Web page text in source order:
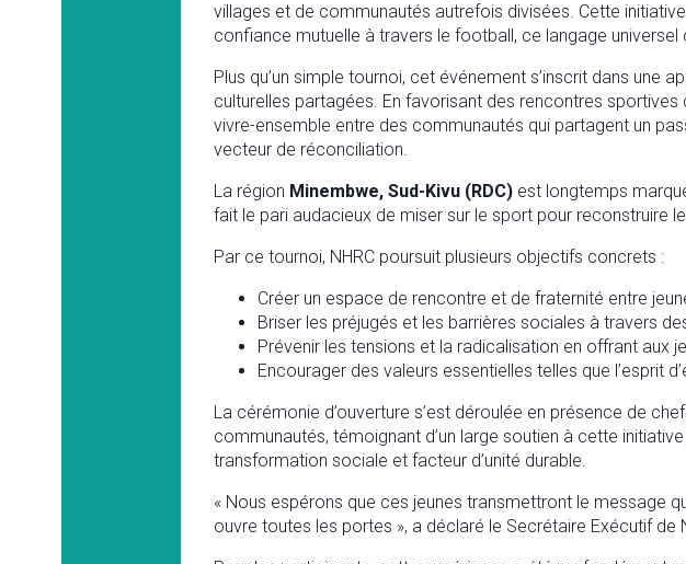
villages et de communautés autrefois divisées. Cette
confiance mutuelle à travers le football, ce langage
Plus qu’un simple tournoi, cet événement s’inscrit dans
culturelles partagées. En favorisant des rencontres
vivre-ensemble entre des communautés qui partagent un
vecteur de réconciliation.
La région Minembwe, Sud-Kivu (RDC) est longtemps
fait le pari audacieux de miser sur le sport pour reconstruire
Par ce tournoi, NHRC poursuit plusieurs objectifs concrets :
Créer un espace de rencontre et de fraternité entre
Briser les préjugés et les barrières sociales à travers
Prévenir les tensions et la radicalisation en offrant aux
Encourager des valeurs essentielles telles que l’esprit
La cérémonie d’ouverture s’est déroulée en présence de
communautés, témoignant d’un large soutien à cette
transformation sociale et facteur d’unité durable.
« Nous espérons que ces jeunes transmettront le message
ouvre toutes les portes », a déclaré le Secrétaire Exécutif de